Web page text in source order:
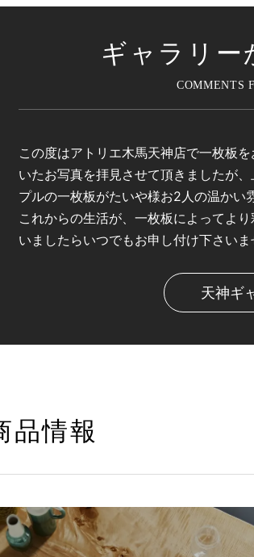
ギャラリー
この度はアトリエ木馬天神店で一枚板
いたお写真を拝見させて頂きましたが
プルの一枚板がたいや様お2人の温かい
これからの生活が、一枚板によってよ
いましたらいつでもお申し付け下さいま
天神ギ
品情報